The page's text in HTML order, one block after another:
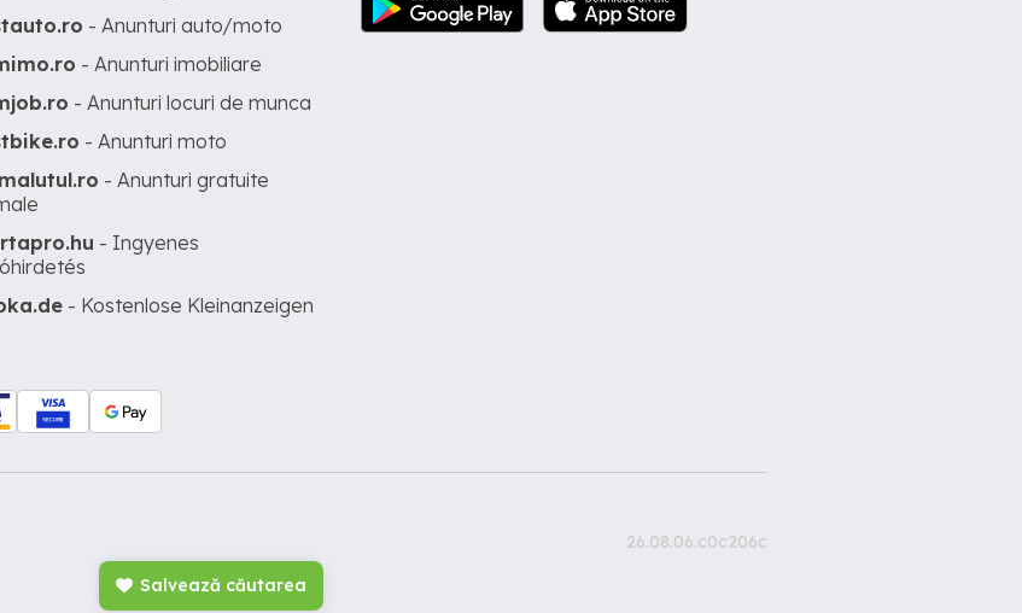
Salvează căutarea
- Anunturi auto/moto
- Anunturi imobiliare
- Anunturi locuri de munca
- Anunturi moto
- Anunturi gratuite
- Ingyenes
- Kostenlose Kleinanzeigen
26.08.06.c0c206c